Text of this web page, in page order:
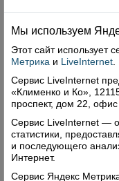
Свежий номер
Мы используем
Этот сайт использует
Метрика и LiveInternet
Сервис LiveInternet
«Клименко и Ко»,
проспект, дом 22,
Сервис LiveInternet —
статистики,
и последующего
Интернет.
Сервис Яндекс